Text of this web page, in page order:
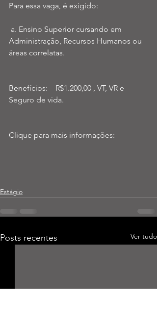
Para essa vaga, é exigido:
Administração, Recursos Humanos ou
áreas correlatas.
Benefícios:    R$1.200,00 , VT, VR e
Seguro de vida.
Clique para mais informações:
Estágio
Posts recentes Ver tudo